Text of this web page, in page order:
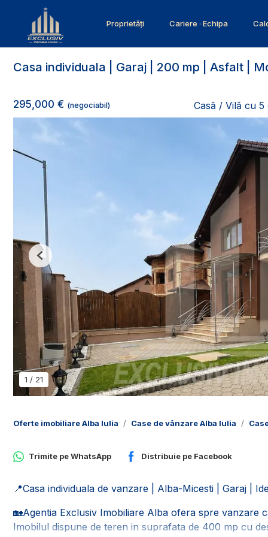
Proprietăți Cariere · Echipa
Casa individuala | Garaj | 200 mp | Asfalt |
295,000 € (negociabil) Casă / Vilă cu
1 / 21
Previous
Oferte imobiliare Alba Iulia Case de vânzare Alba Iulia
Trimite peWhatsApp Distribuie pe Facebook
📍Casa individuala de vanzare | Alba-Micesti | Garaj |
🏡Agentia Exclusiv Imobiliare Alba ofera spre vanzare
Imobilul dispune de teren in suprafata de 400 mp cu